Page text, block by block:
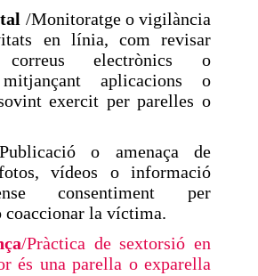
/Monitoratge o vigilància
en línia, com revisar
correus electrònics o
aplicacions o
exercit per parelles o
o amenaça de
vídeos o informació
consentiment per
coaccionar la víctima.
/Pràctica de sextorsió en
és una parella o exparella